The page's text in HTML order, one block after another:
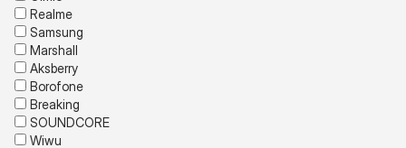
Realme
Samsung
Marshall
Aksberry
Borofone
Breaking
SOUNDCORE
Wiwu